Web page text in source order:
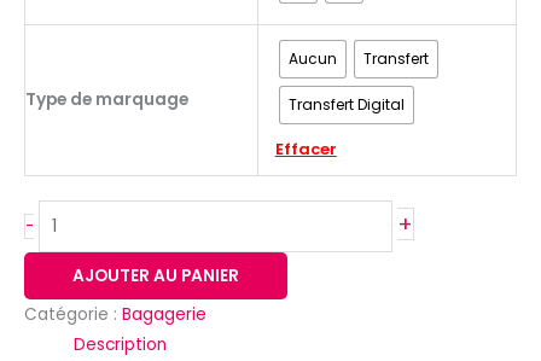
Type de marquage
Aucun Transfert
Transfert Digital
Effacer
- +
AJOUTER AU PANIER
Catégorie : Bagagerie
Description